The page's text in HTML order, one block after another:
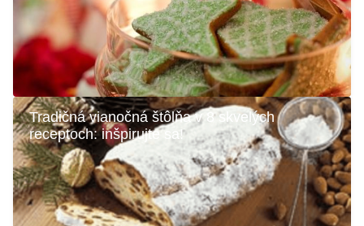
Tradičná vianočná štôlňa v 8 skvelých
receptoch: inšpirujte sa!